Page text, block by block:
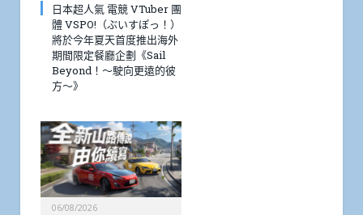
日本超人氣 電競 VTuber 團
體 VSPO!（ぶいすぽっ！）
將於今年夏天首度推出海外
期間限定餐廳企劃《Sail
Beyond！～駛向更遠的彼
方～》
06/08/2026